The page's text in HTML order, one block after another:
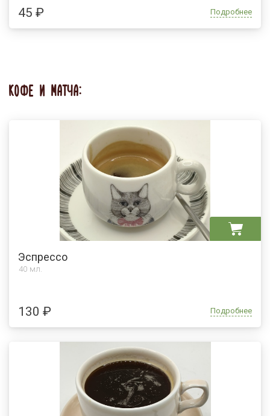
45 ₽ Подробнее
КОФЕ И МАТЧА:
Эспрессо
40 мл.
130 ₽ Подробнее